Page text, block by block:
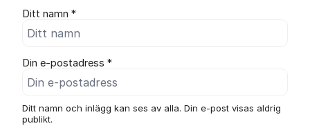
Ditt namn *
Din e-postadress *
Ditt namn och inlägg kan ses av alla. Din e-post visas aldrig
publikt.